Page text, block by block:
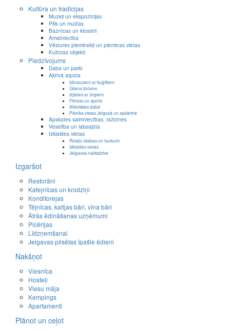
Kultūra un tradīcijas
Muzeji un ekspozīcijas
Pilis un muižas
Baznīcas un klosteri
Amatniecība
Vēstures pieminekļi un piemiņas vietas
Kultūras objekti
Piedzīvojums
Daba un parki
Aktīvā atpūta
Izbraucieni ar kuģīšiem
Ūdens tūrisms
Izjādes ar zirgiem
Fitness un sports
Aktivitātes dabā
Piknika vietas Jelgavā un apkārtnē
Apskates saimniecības, ražotnes
Veselība un labsajūta
Izklaides vietas
Rotaļu istabas un laukumi
Izklaides vietas
Jelgavas naktsdzīve
Izgaršot
Restorāni
Kafejnīcas un krodziņi
Konditorejas
Tējnīcas, kafijas bāri, vīna bāri
Ātrās ēdināšanas uzņēmumi
Picērijas
Līdzņemšanai
Jelgavas pilsētas īpašie ēdieni
Nakšņot
Viesnīca
Hosteļi
Viesu māja
Kempings
Apartamenti
Plānot un ceļot